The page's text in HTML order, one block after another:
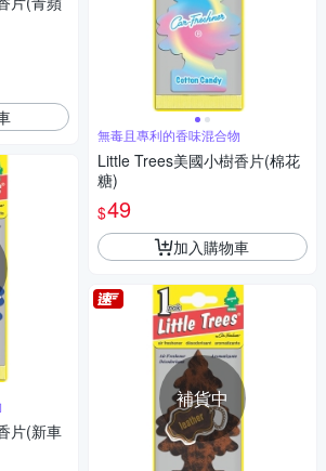
片(新車
無毒且專利的香味混合物
Little Trees美國小樹香片(棉花
糖)
$49
加入購物車
補貨中